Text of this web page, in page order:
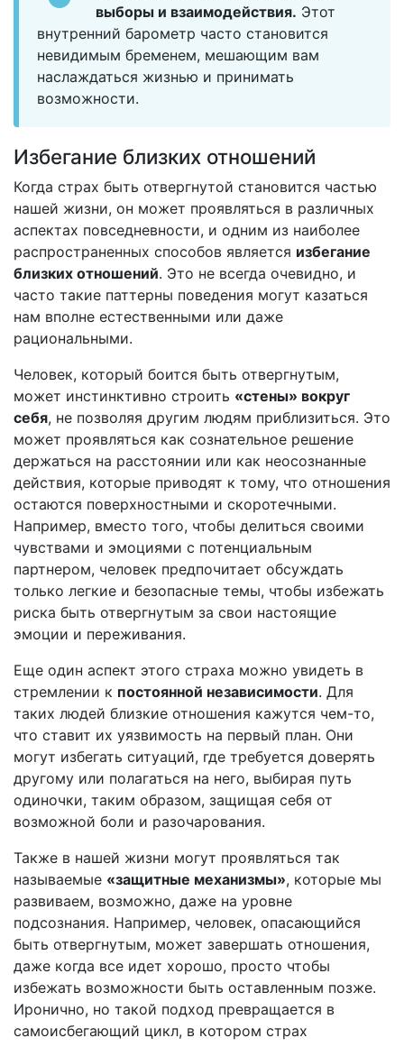
выборы и взаимодействия. Этот
внутренний барометр часто становится
невидимым бременем, мешающим вам
наслаждаться жизнью и принимать
возможности.
Избегание близких отношений
Когда страх быть отвергнутой становится частью
нашей жизни, он может проявляться в различных
аспектах повседневности, и одним из наиболее
распространенных способов является избегание
близких отношений. Это не всегда очевидно, и
часто такие паттерны поведения могут казаться
нам вполне естественными или даже
рациональными.
Человек, который боится быть отвергнутым,
может инстинктивно строить «стены» вокруг
себя, не позволяя другим людям приблизиться. Это
может проявляться как сознательное решение
держаться на расстоянии или как неосознанные
действия, которые приводят к тому, что отношения
остаются поверхностными и скоротечными.
Например, вместо того, чтобы делиться своими
чувствами и эмоциями с потенциальным
партнером, человек предпочитает обсуждать
только легкие и безопасные темы, чтобы избежать
риска быть отвергнутым за свои настоящие
эмоции и переживания.
Еще один аспект этого страха можно увидеть в
стремлении к постоянной независимости. Для
таких людей близкие отношения кажутся чем-то,
что ставит их уязвимость на первый план. Они
могут избегать ситуаций, где требуется доверять
другому или полагаться на него, выбирая путь
одиночки, таким образом, защищая себя от
возможной боли и разочарования.
Также в нашей жизни могут проявляться так
называемые «защитные механизмы», которые мы
развиваем, возможно, даже на уровне
подсознания. Например, человек, опасающийся
быть отвергнутым, может завершать отношения,
даже когда все идет хорошо, просто чтобы
избежать возможности быть оставленным позже.
Иронично, но такой подход превращается в
самоисбегающий цикл, в котором страх